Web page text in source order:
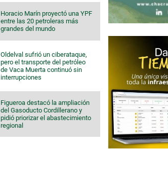
Horacio Marín proyectó una YPF
entre las 20 petroleras más
grandes del mundo
Oldelval sufrió un ciberataque,
pero el transporte del petróleo
de Vaca Muerta continuó sin
interrupciones
Figueroa destacó la ampliación
del Gasoducto Cordillerano y
pidió priorizar el abastecimiento
regional